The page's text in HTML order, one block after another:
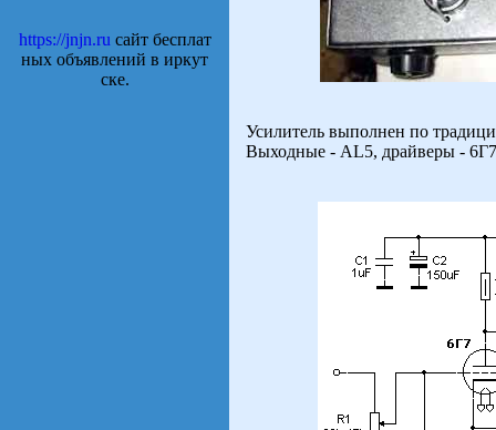
https://jnjn.ru сайт бесплат
ных объявлений в иркут
ске.
Усилитель выполнен по
Выходные - AL5, драйверы -